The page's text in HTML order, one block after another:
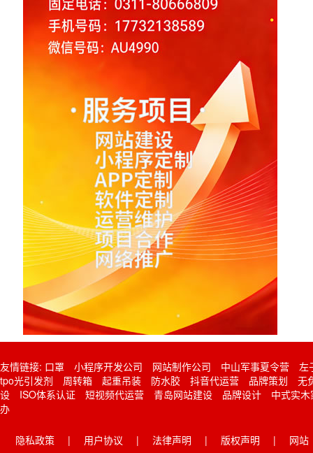
友情链接: 口罩 小程序开发公司 网站制作公司 中山军事夏令营
左
tpo光引发剂
周转箱 起重吊装 防水胶 抖音代运营 品牌策划
无
设
ISO体系认证 短视频代运营 青岛网站建设 品牌设计
中式实
办
隐私政策 | 用户协议 | 法律声明 | 版权声明 |
网站